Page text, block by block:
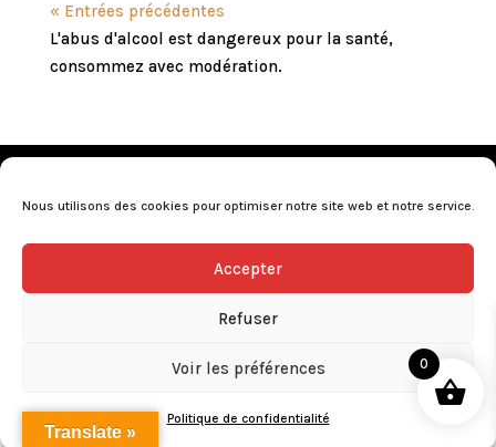
Nous utilisons des cookies pour optimiser notre site web et notre service.
Accepter
Refuser
Voir les préférences
Politique de confidentialité
« Entrées précédentes
L'abus d'alcool est dangereux pour la santé,
consommez avec modération.
Conditions générales de vente•Nos revendeurs•
L’abus d’alcool est dangereux pour la santé, consommez avec
Translate »
0